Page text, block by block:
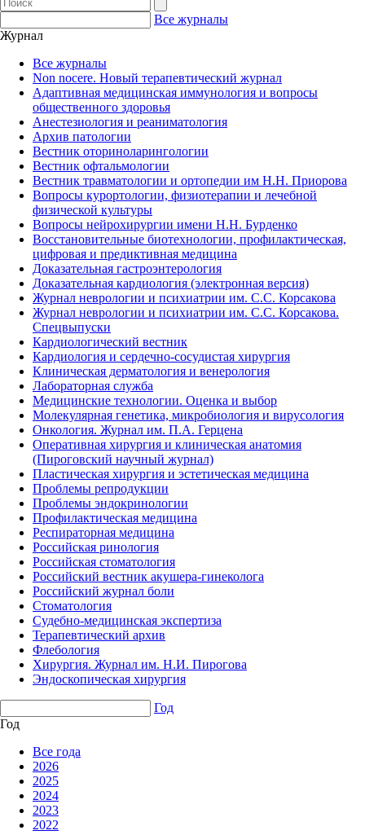
Все журналы
Журнал
Все журналы
Non nocere. Новый терапевтический журнал
Адаптивная медицинская иммунология и вопросы
общественного здоровья
Анестезиология и реаниматология
Архив патологии
Вестник оториноларингологии
Вестник офтальмологии
Вестник травматологии и ортопедии им Н.Н. Приорова
Вопросы курортологии, физиотерапии и лечебной
физической культуры
Вопросы нейрохирургии имени Н.Н. Бурденко
Восстановительные биотехнологии, профилактическая,
цифровая и предиктивная медицина
Доказательная гастроэнтерология
Доказательная кардиология (электронная версия)
Журнал неврологии и психиатрии им. С.С. Корсакова
Журнал неврологии и психиатрии им. С.С. Корсакова.
Спецвыпуски
Кардиологический вестник
Кардиология и сердечно-сосудистая хирургия
Клиническая дерматология и венерология
Лабораторная служба
Медицинские технологии. Оценка и выбор
Молекулярная генетика, микробиология и вирусология
Онкология. Журнал им. П.А. Герцена
Оперативная хирургия и клиническая анатомия
(Пироговский научный журнал)
Пластическая хирургия и эстетическая медицина
Проблемы репродукции
Проблемы эндокринологии
Профилактическая медицина
Респираторная медицина
Российская ринология
Российская стоматология
Российский вестник акушера-гинеколога
Российский журнал боли
Стоматология
Судебно-медицинская экспертиза
Терапевтический архив
Флебология
Хирургия. Журнал им. Н.И. Пирогова
Эндоскопическая хирургия
Год
Год
Все года
2026
2025
2024
2023
2022